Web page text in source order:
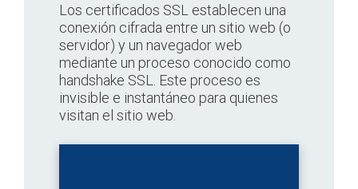
Los certificados SSL establecen una
conexión cifrada entre un sitio web (o
servidor) y un navegador web
mediante un proceso conocido como
handshake SSL. Este proceso es
invisible e instantáneo para quienes
visitan el sitio web.